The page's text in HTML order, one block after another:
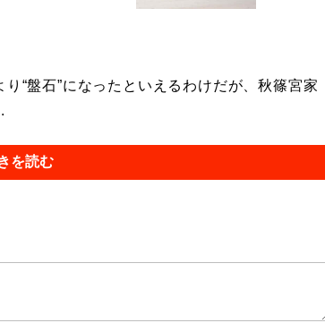
“盤石”になったといえるわけだが、秋篠宮家
を読む